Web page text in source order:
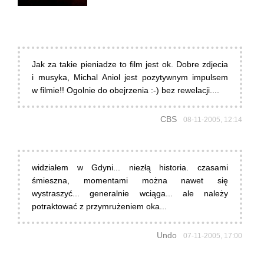
Jak za takie pieniadze to film jest ok. Dobre zdjecia
i musyka, Michal Aniol jest pozytywnym impulsem
w filmie!! Ogolnie do obejrzenia :-) bez rewelacji....
CBS 08-11-2005, 12:14
widziałem w Gdyni... niezłą historia. czasami
śmieszna, momentami można nawet się
wystraszyć... generalnie wciąga... ale należy
potraktować z przymrużeniem oka...
Undo 07-11-2005, 17:00